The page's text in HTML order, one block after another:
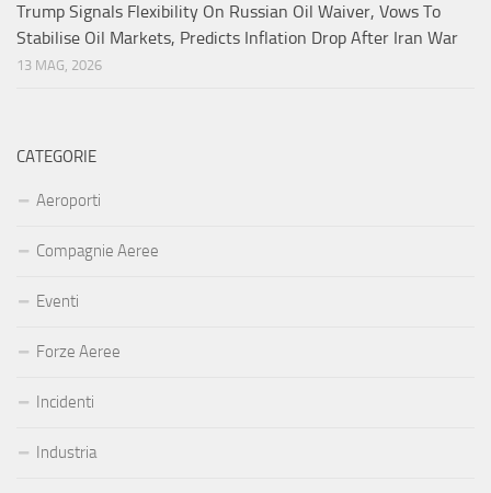
Trump Signals Flexibility On Russian Oil Waiver, Vows To
Stabilise Oil Markets, Predicts Inflation Drop After Iran War
13 MAG, 2026
CATEGORIE
Aeroporti
Compagnie Aeree
Eventi
Forze Aeree
Incidenti
Industria